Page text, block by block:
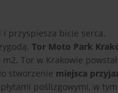
przyspiesza bicie serca.
Tor Moto Park
Tor w Krakowie
stworzenie miejsca
poślizgowymi, w tym